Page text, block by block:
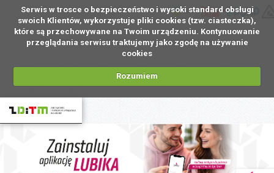
Serwis w trosce o bezpieczeństwo i wysoki standard obsługi
swoich Klientów, wykorzystuje pliki cookies (tzw. ciasteczka),
które są przechowywane na Twoim urządzeniu. Kontynuowanie
przeglądania serwisu traktujemy jako zgodę na używanie
cookies
Rozumiem
UA